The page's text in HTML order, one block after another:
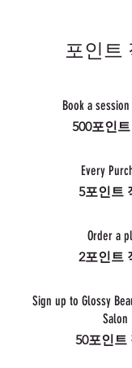
포인트
Book a
500포인
Every
5포인트
Order a
2포인트
Sign up to Glossy
Salon
50포인트